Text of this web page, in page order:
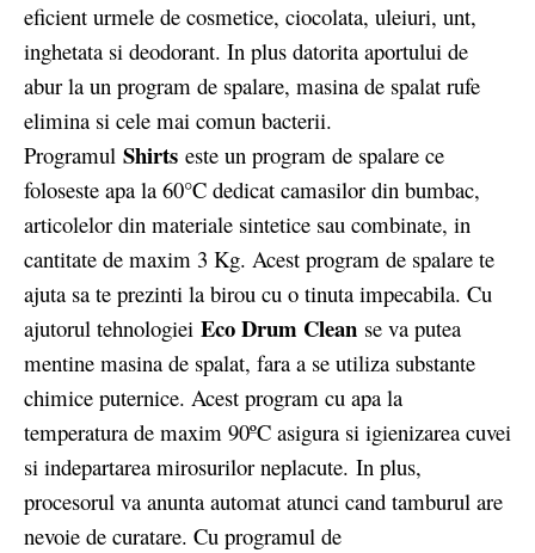
eficient urmele de cosmetice, ciocolata, uleiuri, unt,
inghetata si deodorant. In plus datorita aportului de
abur la un program de spalare, masina de spalat rufe
elimina si cele mai comun bacterii.
Programul Shirts este un program de spalare ce
foloseste apa la 60°C dedicat camasilor din bumbac,
articolelor din materiale sintetice sau combinate, in
cantitate de maxim 3 Kg. Acest program de spalare te
ajuta sa te prezinti la birou cu o tinuta impecabila. Cu
ajutorul tehnologiei Eco Drum Clean se va putea
mentine masina de spalat, fara a se utiliza substante
chimice puternice. Acest program cu apa la
temperatura de maxim 90ºC asigura si igienizarea cuvei
si indepartarea mirosurilor neplacute. In plus,
procesorul va anunta automat atunci cand tamburul are
nevoie de curatare. Cu programul de